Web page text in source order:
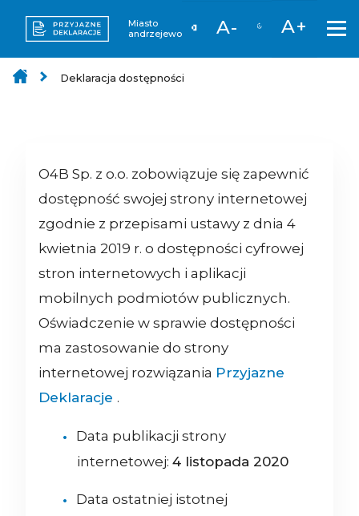
Miasto
andrzejewo
A- A+
Deklaracja dostępności
O4B Sp. z o.o. zobowiązuje się zapewnić
dostępność swojej strony internetowej
zgodnie z przepisami ustawy z dnia 4
kwietnia 2019 r. o dostępności cyfrowej
stron internetowych i aplikacji
mobilnych podmiotów publicznych.
Oświadczenie w sprawie dostępności
ma zastosowanie do strony
internetowej rozwiązania Przyjazne
Deklaracje .
Data publikacji strony
internetowej: 4 listopada 2020
Data ostatniej istotnej